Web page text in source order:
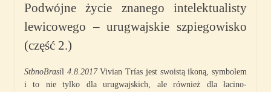
Podwójne życie znanego intelektualisty
lewicowego – urugwajskie szpiegowisko
(część 2.)
StbnoBrasil 4.8.2017Vivian Trías jest swoistą ikoną, symbolem
i to nie tylko dla urugwajskich, ale również dla łacino-